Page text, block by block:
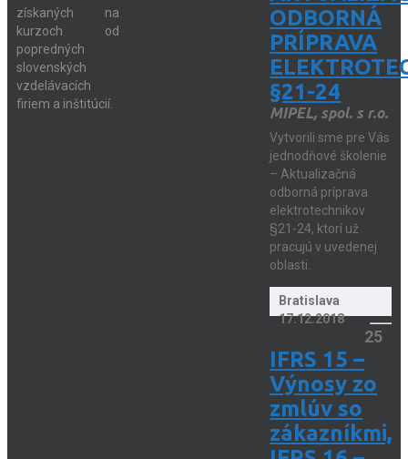
ODBORNÁ
PRÍPRAVA
§21-24
MIPEL, spol. s r.o.
Vytvorili sme pre Vás
jednodňové školenie
– Aktualizačná
odborná príprava
elektrotechnikov
§21-24, ktorí už
pracujú v uvedenej
oblasti.
Bratislava
17.12.2018
25
IFRS 15 –
Výnosy zo
zmlúv so
zákazníkmi,
získaných na
kurzoch od
popredných
slovenských
vzdelávacích
firiem a inštitúcií.